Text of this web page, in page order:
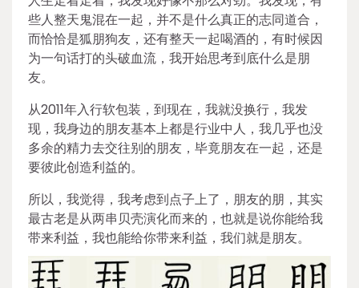
些人整天鬼混在一起，并不是什么真正的志同道合，
而恰恰是狐朋狗友，还有整天一起喝酒的，有时候因
为一句话打的头破血流，我开始思考到底什么是朋
友。
从2011年入行软包装，到现在，我就没换行，我发
现，我身边的朋友基本上都是行业中人，我几乎也没
多余的精力去交往别的朋友，毕竟朋友在一起，还是
要彼此创造利益的。
所以，我觉得，我考虑到点子上了，朋友的朋，其实
最古老是从两串贝壳演化而来的，也就是说你能给我
带来利益，我也能给你带来利益，我们就是朋友。